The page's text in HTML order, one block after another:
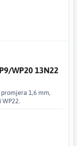
WP20 13N22
1,6 mm,
WP22.